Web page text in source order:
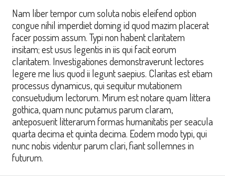
Nam liber tempor cum soluta nobis eleifend option
congue nihil imperdiet doming id quod mazim placerat
facer possim assum. Typi non habent claritatem
insitam; est usus legentis in iis qui facit eorum
claritatem. Investigationes demonstraverunt lectores
legere me lius quod ii legunt saepius. Claritas est etiam
processus dynamicus, qui sequitur mutationem
consuetudium lectorum. Mirum est notare quam littera
gothica, quam nunc putamus parum claram,
anteposuerit litterarum formas humanitatis per seacula
quarta decima et quinta decima. Eodem modo typi, qui
nunc nobis videntur parum clari, fiant sollemnes in
futurum.